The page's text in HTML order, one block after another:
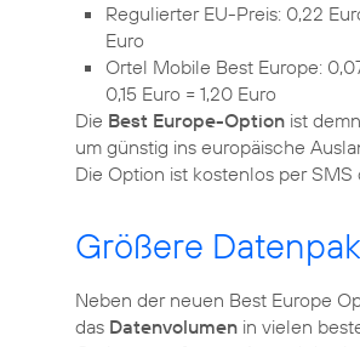
Regulierter EU-Preis: 0,22
Euro
Ortel Mobile Best Europe:
0,15 Euro = 1,20 Euro
Die Best Europe-Option ist
um günstig ins europäische
Die Option ist kostenlos per
Größere
Neben der neuen Best Europe
das Datenvolumen in vielen